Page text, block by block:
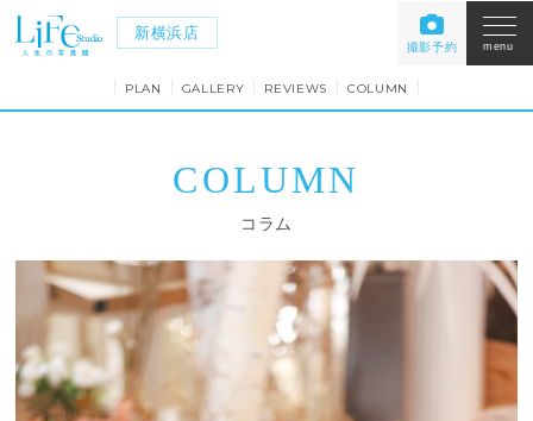
新横浜店
撮影予約 menu
PLAN GALLERY REVIEWS COLUMN
COLUMN
コラム